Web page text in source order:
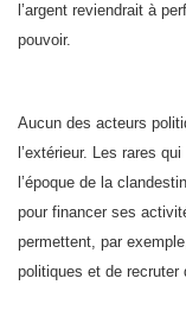
l’argent reviendrait à
pouvoir.
Aucun des acteurs
l’extérieur. Les rares
l’époque de la
pour financer ses
permettent, par
politiques et de recruter